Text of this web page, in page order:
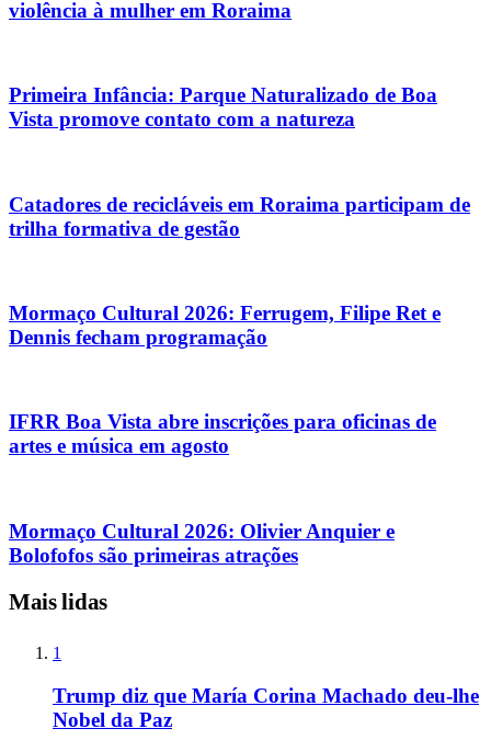
violência à mulher em Roraima
Primeira Infância: Parque Naturalizado de Boa
Vista promove contato com a natureza
Catadores de recicláveis em Roraima participam de
trilha formativa de gestão
Mormaço Cultural 2026: Ferrugem, Filipe Ret e
Dennis fecham programação
IFRR Boa Vista abre inscrições para oficinas de
artes e música em agosto
Mormaço Cultural 2026: Olivier Anquier e
Bolofofos são primeiras atrações
Mais lidas
1
Trump diz que María Corina Machado deu-lhe
Nobel da Paz